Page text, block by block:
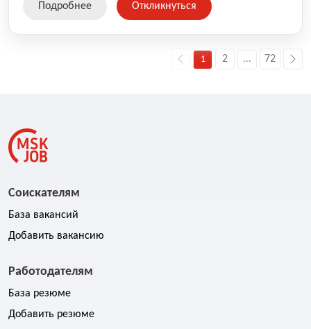
Подробнее Откликнуться
1 2 ... 72
Соискателям
База вакансий
Добавить вакансию
Работодателям
База резюме
Добавить резюме